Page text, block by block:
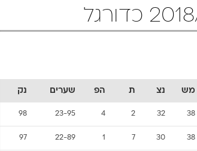
מש נצ ת הפ שערים נק
38
32
2
4
23-95
98
38
30
7
1
22-89
97